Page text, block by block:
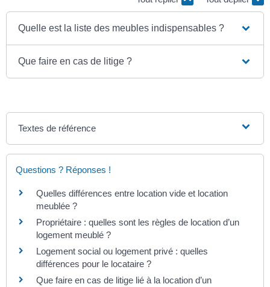
Quelle est la liste des meubles indispensables ?
Que faire en cas de litige ?
Textes de référence
Questions ? Réponses !
Quelles différences entre location vide et location
meublée ?
Propriétaire : quelles sont les règles de location d’un
logement meublé ?
Logement social ou logement privé : quelles
différences pour le locataire ?
Que faire en cas de litige lié à la location d’un